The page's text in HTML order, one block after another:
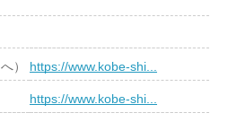
） https://www.kobe-shi...
https://www.kobe-shi...